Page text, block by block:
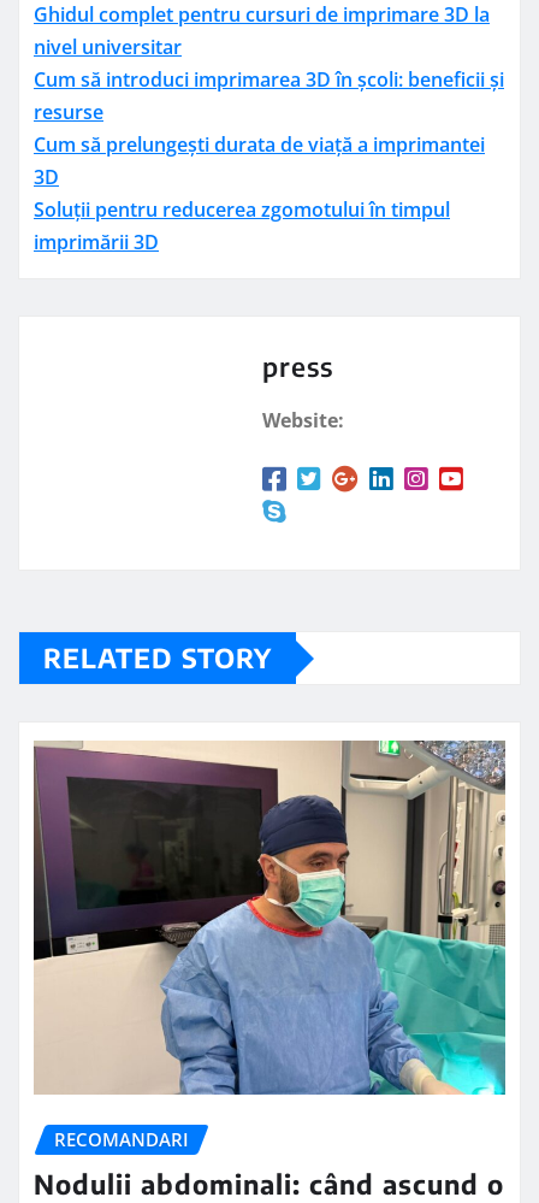
Ghidul complet pentru cursuri de imprimare 3D la
nivel universitar
Cum să introduci imprimarea 3D în școli: beneficii și
resurse
Cum să prelungești durata de viață a imprimantei
3D
Soluții pentru reducerea zgomotului în timpul
imprimării 3D
press
Website:
RELATED STORY
RECOMANDARI
Nodulii abdominali: când ascund o